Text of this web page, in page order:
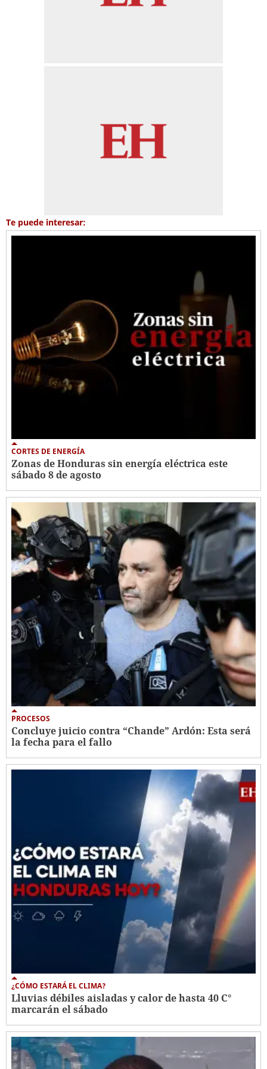
Te puede interesar:
CORTES DE ENERGÍA
Zonas de Honduras sin energía eléctrica este
sábado 8 de agosto
PROCESOS
Concluye juicio contra “Chande” Ardón: Esta será
la fecha para el fallo
¿CÓMO ESTARÁ EL CLIMA?
Lluvias débiles aisladas y calor de hasta 40 C°
marcarán el sábado